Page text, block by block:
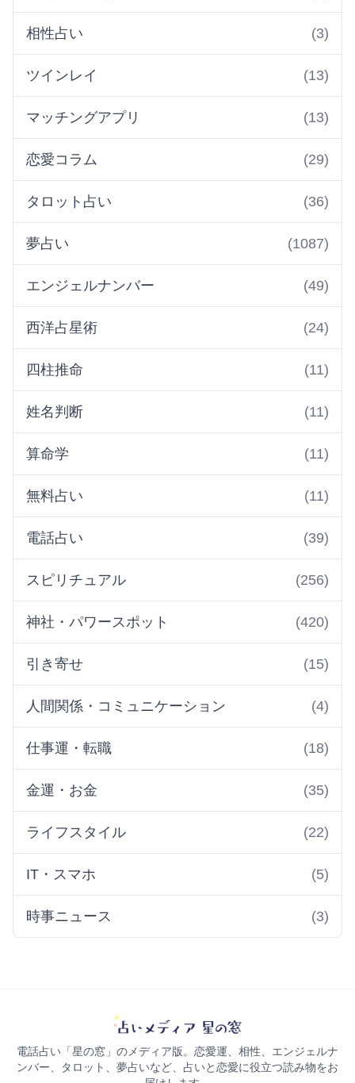
相性占い (3)
ツインレイ (13)
マッチングアプリ (13)
恋愛コラム (29)
タロット占い (36)
夢占い (1087)
エンジェルナンバー (49)
西洋占星術 (24)
四柱推命 (11)
姓名判断 (11)
算命学 (11)
無料占い (11)
電話占い (39)
スピリチュアル (256)
神社・パワースポット (420)
引き寄せ (15)
人間関係・コミュニケーション (4)
仕事運・転職 (18)
金運・お金 (35)
ライフスタイル (22)
IT・スマホ (5)
時事ニュース (3)
電話占い「星の窓」のメディア版。恋愛運、相性、エンジェルナ
ンバー、タロット、夢占いなど、占いと恋愛に役立つ読み物をお